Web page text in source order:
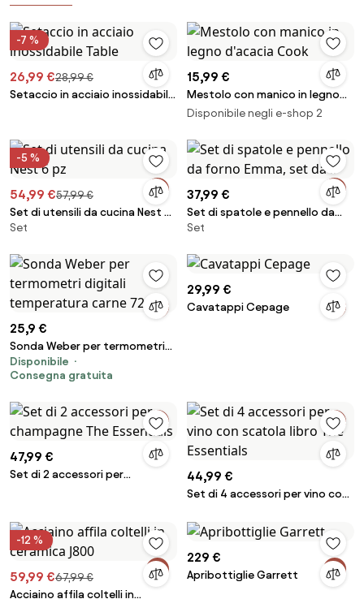
-7 %
26,99 €28,99 €
Setaccio in acciaio inossidabile
15,99 €
Mestolo con manico in legno
d'acacia Cook
Disponibile negli e-shop 2
-5 %
54,99 €57,99 €
Set di utensili da cucina Nest 6
pz
Set
37,99 €
Set di spatole e pennello da
forno Emma, set da 3
Set
25,9 €
Sonda Weber per termometri
digitali temperatura carne 7211
Disponibile
Consegna gratuita
29,99 €
Cavatappi Cepage
47,99 €
Set di 2 accessori per
44,99 €
Set di 4 accessori per vino con
-12 %
59,99 €67,99 €
Acciaino affila coltelli in
229 €
Apribottiglie Garrett